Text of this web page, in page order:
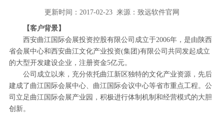
更新时间：2017-02-23 来源：致远软件官网
【客户背景】
西安曲江国际会展投资控股有限公司成立于2006年，是由陕西
省会展中心和西安曲江文化产业投资(集团)有限公司共同发起成立
的大型开发建设企业，注册资金5亿元。
公司成立以来，充分依托曲江新区独特的文化产业资源，先后
建成了曲江国际会展中心、曲江国际会议中心等省市重点工程。公
司立足曲江国际会展产业园，积极进行体制机制和经营模式的大胆
创新。